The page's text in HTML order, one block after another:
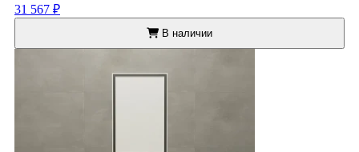
31 567 ₽
В наличии